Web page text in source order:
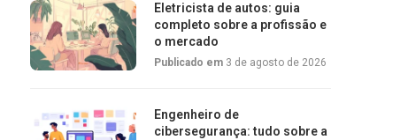
Eletricista de autos: guia
completo sobre a profissão e
o mercado
Publicado em 3 de agosto de 2026
Engenheiro de
cibersegurança: tudo sobre a